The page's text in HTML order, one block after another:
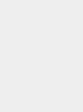
攪拌機/